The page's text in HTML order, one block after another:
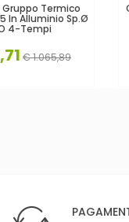
Termico
In Alluminio Sp.Ø
4-Tempi
€ 1.065,89